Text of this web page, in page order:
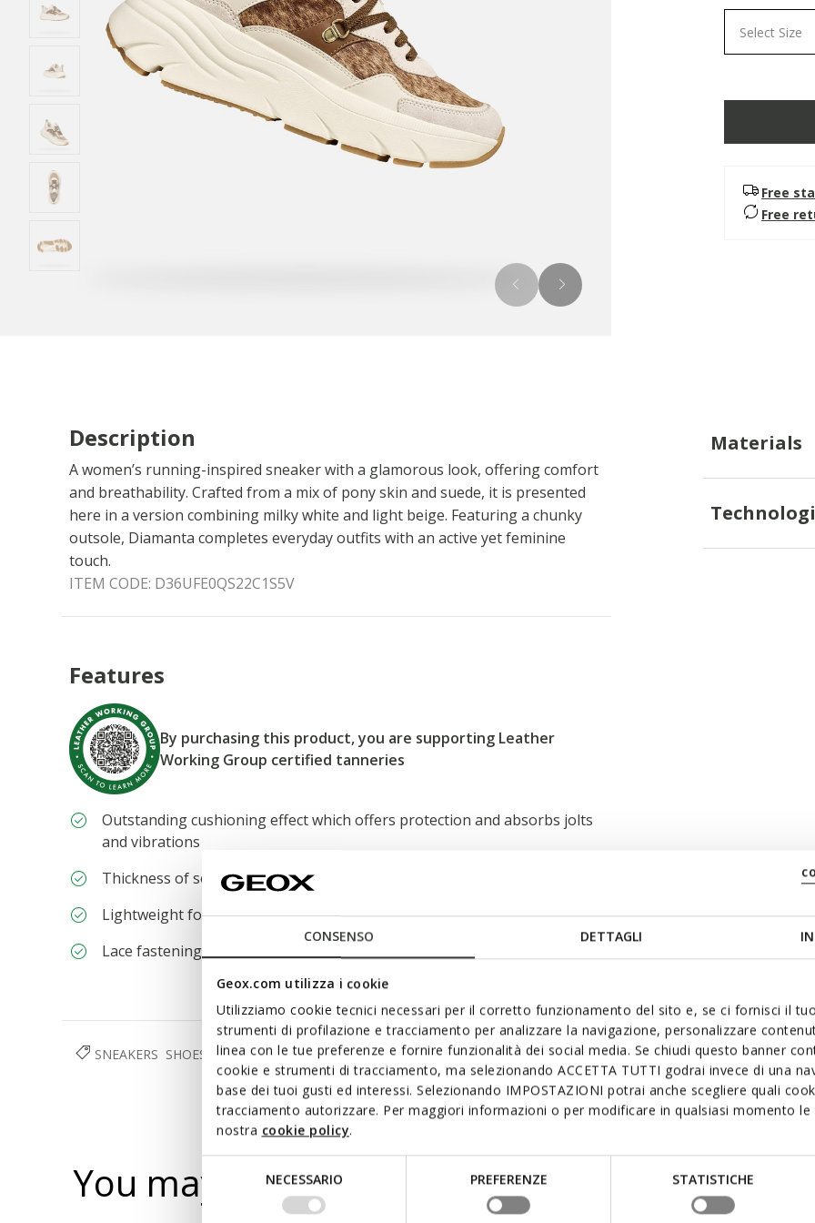
CONSENSO DETTAGLI
Geox.com utilizza i cookie
Utilizziamo cookie tecnici necessari per il corretto funzionamento del sito e, se ci fornisci il
strumenti di profilazione e tracciamento per analizzare la navigazione, personalizzare
linea con le tue preferenze e fornire funzionalità dei social media. Se chiudi questo banner
cookie e strumenti di tracciamento, ma selezionando ACCETTA TUTTI godrai invece di una
base dei tuoi gusti ed interessi. Selezionando IMPOSTAZIONI potrai anche scegliere quali
tracciamento autorizzare. Per maggiori informazioni o per modificare in qualsiasi momento
nostra cookie policy.
consenso
NECESSARIO PREFERENZE STATISTICHE
Select Size
Free
Free
Description
A women’s running-inspired sneaker with a glamorous look, offering comfort
and breathability. Crafted from a mix of pony skin and suede, it is presented
here in a version combining milky white and light beige. Featuring a chunky
outsole, Diamanta completes everyday outfits with an active yet feminine
touch.
ITEM CODE: D36UFE0QS22C1S5V
Features
By purchasing this product, you are supporting Leather
Working Group certified tanneries
Outstanding cushioning effect which offers protection and absorbs jolts
and vibrations
Thickness of sole: 5,5 cm / 2,2"
Lightweight footwear
Lace fastening; Removable insole
Materials
SNEAKERS SHOES WOMAN
You may also like